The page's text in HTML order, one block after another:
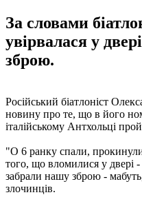
За словами
увірвалася у
зброю.
Російський біатлоніст
новину про те, що в його
італійському Антхольці
"О 6 ранку спали,
того, що вломилися у двері
забрали нашу зброю -
злочинців.